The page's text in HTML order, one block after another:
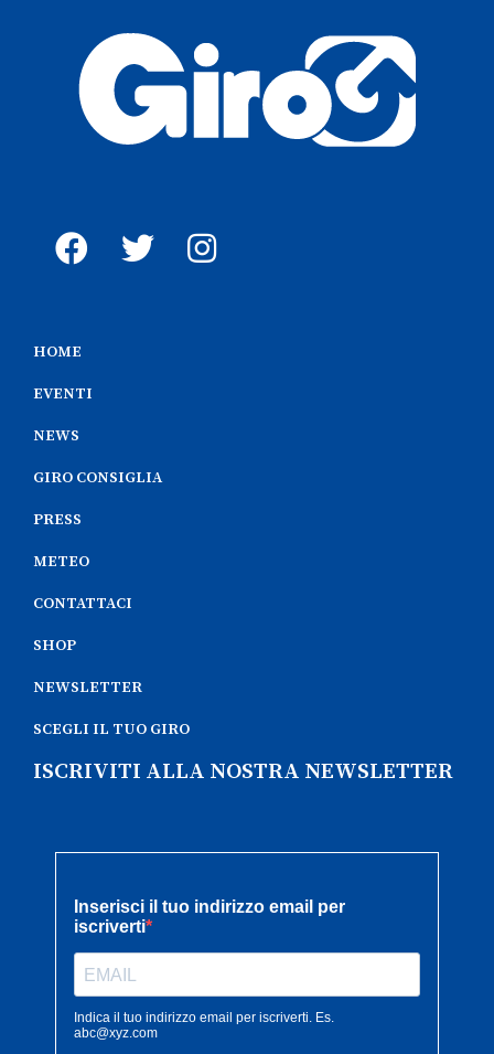
HOME
EVENTI
NEWS
GIRO CONSIGLIA
PRESS
METEO
CONTATTACI
SHOP
NEWSLETTER
SCEGLI IL TUO GIRO
ISCRIVITI ALLA NOSTRA NEWSLETTER